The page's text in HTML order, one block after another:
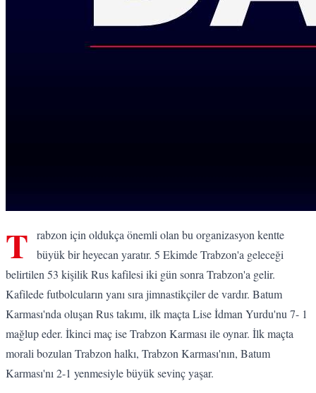
T
rabzon için oldukça önemli olan bu organizasyon kentte
büyük bir heyecan yaratır. 5 Ekimde Trabzon'a geleceği
belirtilen 53 kişilik Rus kafilesi iki gün sonra Trabzon'a gelir.
Kafilede futbolcuların yanı sıra jimnastikçiler de vardır. Batum
Karması'nda oluşan Rus takımı, ilk maçta Lise İdman Yurdu'nu 7- 1
mağlup eder. İkinci maç ise Trabzon Karması ile oynar. İlk maçta
morali bozulan Trabzon halkı, Trabzon Karması'nın, Batum
Karması'nı 2-1 yenmesiyle büyük sevinç yaşar.